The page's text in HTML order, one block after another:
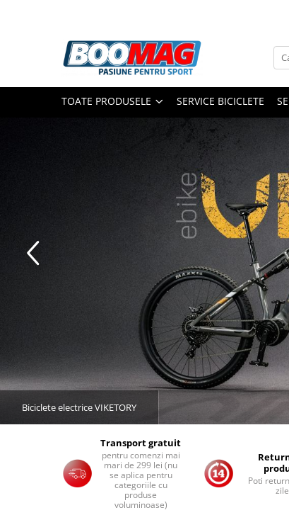
Toate Produsele
Biciclete
Biciclete copii
Biciclete electrice
Biciclete pliabile
Biciclete de trekking
Scaun bicicleta copii
Chei si scule bicicleta
Pompa bicicleta
Produse intretinere bicicleta
Accesorii biciclete copii
TOATE PRODUSELE SERVICE BICICLETE
Biciclete electrice VIKETORY
Transport gratuit
pentru comenzi mai
mari de 299 lei (nu
se aplica pentru
categoriile cu
produse
voluminoase)
Poti
zile